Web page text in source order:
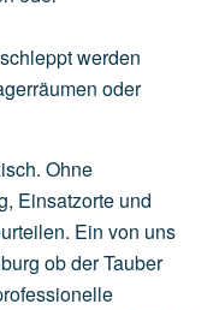
werden
oder
Ohne
Einsatzorte und
Ein von uns
ob der Tauber